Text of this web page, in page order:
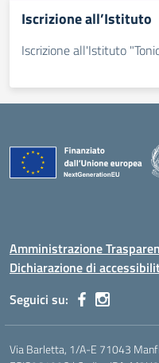
Iscrizione all’Istituto
Iscrizione all'Istituto
Amministrazione
Dichiarazione di
Seguici su:
Via Barletta, 1/A-E 71043